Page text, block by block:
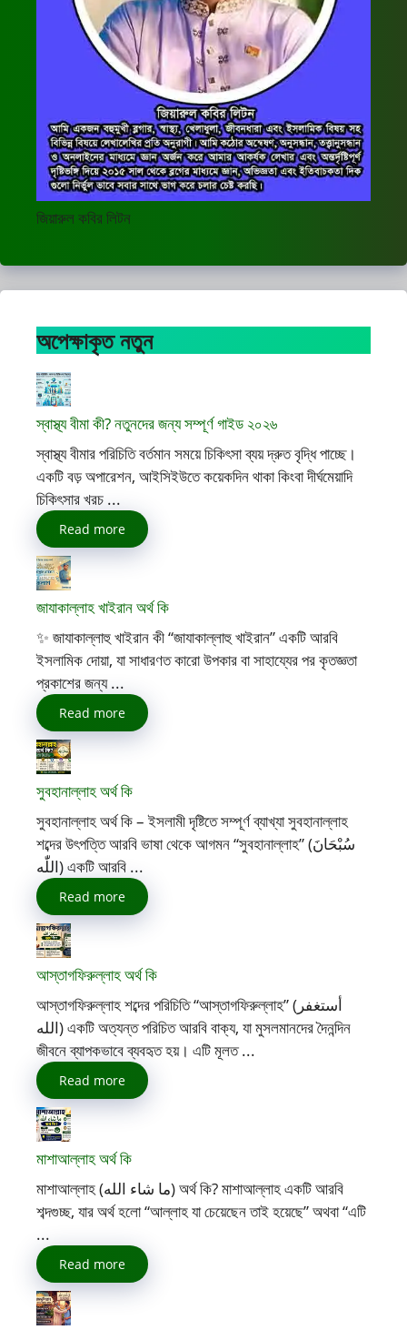
জিয়ারুল কবির লিটন
অপেক্ষাকৃত নতুন
স্বাস্থ্য বীমা কী? নতুনদের জন্য সম্পূর্ণ গাইড ২০২৬
স্বাস্থ্য বীমার পরিচিতি বর্তমান সময়ে চিকিৎসা ব্যয় দ্রুত বৃদ্ধি পাচ্ছে।
একটি বড় অপারেশন, আইসিইউতে কয়েকদিন থাকা কিংবা দীর্ঘমেয়াদি
চিকিৎসার খরচ ...
Read more
জাযাকাল্লাহ খাইরান অর্থ কি
✨ জাযাকাল্লাহু খাইরান কী “জাযাকাল্লাহু খাইরান” একটি আরবি
ইসলামিক দোয়া, যা সাধারণত কারো উপকার বা সাহায্যের পর কৃতজ্ঞতা
প্রকাশের জন্য ...
Read more
সুবহানাল্লাহ অর্থ কি
সুবহানাল্লাহ অর্থ কি – ইসলামী দৃষ্টিতে সম্পূর্ণ ব্যাখ্যা সুবহানাল্লাহ
শব্দের উৎপত্তি আরবি ভাষা থেকে আগমন “সুবহানাল্লাহ” (سُبْحَانَ
اللّٰه) একটি আরবি ...
Read more
আস্তাগফিরুল্লাহ অর্থ কি
আস্তাগফিরুল্লাহ শব্দের পরিচিতি “আস্তাগফিরুল্লাহ” (أستغفر
الله) একটি অত্যন্ত পরিচিত আরবি বাক্য, যা মুসলমানদের দৈনন্দিন
জীবনে ব্যাপকভাবে ব্যবহৃত হয়। এটি মূলত ...
Read more
মাশাআল্লাহ অর্থ কি
মাশাআল্লাহ (ما شاء الله) অর্থ কি? মাশাআল্লাহ একটি আরবি
শব্দগুচ্ছ, যার অর্থ হলো “আল্লাহ যা চেয়েছেন তাই হয়েছে” অথবা “এটি
...
Read more